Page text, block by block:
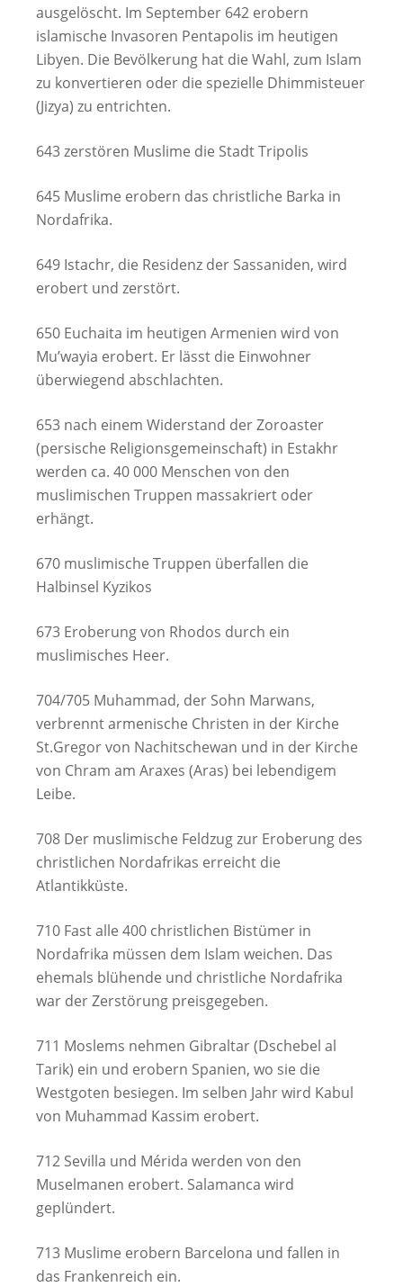
ausgelöscht. Im September 642 erobern
islamische Invasoren Pentapolis im heutigen
Libyen. Die Bevölkerung hat die Wahl, zum Islam
zu konvertieren oder die spezielle Dhimmisteuer
(Jizya) zu entrichten.
643 zerstören Muslime die Stadt Tripolis
645 Muslime erobern das christliche Barka in
Nordafrika.
649 Istachr, die Residenz der Sassaniden, wird
erobert und zerstört.
650 Euchaita im heutigen Armenien wird von
Mu’wayia erobert. Er lässt die Einwohner
überwiegend abschlachten.
653 nach einem Widerstand der Zoroaster
(persische Religionsgemeinschaft) in Estakhr
werden ca. 40 000 Menschen von den
muslimischen Truppen massakriert oder
erhängt.
670 muslimische Truppen überfallen die
Halbinsel Kyzikos
673 Eroberung von Rhodos durch ein
muslimisches Heer.
704/705 Muhammad, der Sohn Marwans,
verbrennt armenische Christen in der Kirche
St.Gregor von Nachitschewan und in der Kirche
von Chram am Araxes (Aras) bei lebendigem
Leibe.
708 Der muslimische Feldzug zur Eroberung des
christlichen Nordafrikas erreicht die
Atlantikküste.
710 Fast alle 400 christlichen Bistümer in
Nordafrika müssen dem Islam weichen. Das
ehemals blühende und christliche Nordafrika
war der Zerstörung preisgegeben.
711 Moslems nehmen Gibraltar (Dschebel al
Tarik) ein und erobern Spanien, wo sie die
Westgoten besiegen. Im selben Jahr wird Kabul
von Muhammad Kassim erobert.
712 Sevilla und Mérida werden von den
Muselmanen erobert. Salamanca wird
geplündert.
713 Muslime erobern Barcelona und fallen in
das Frankenreich ein.